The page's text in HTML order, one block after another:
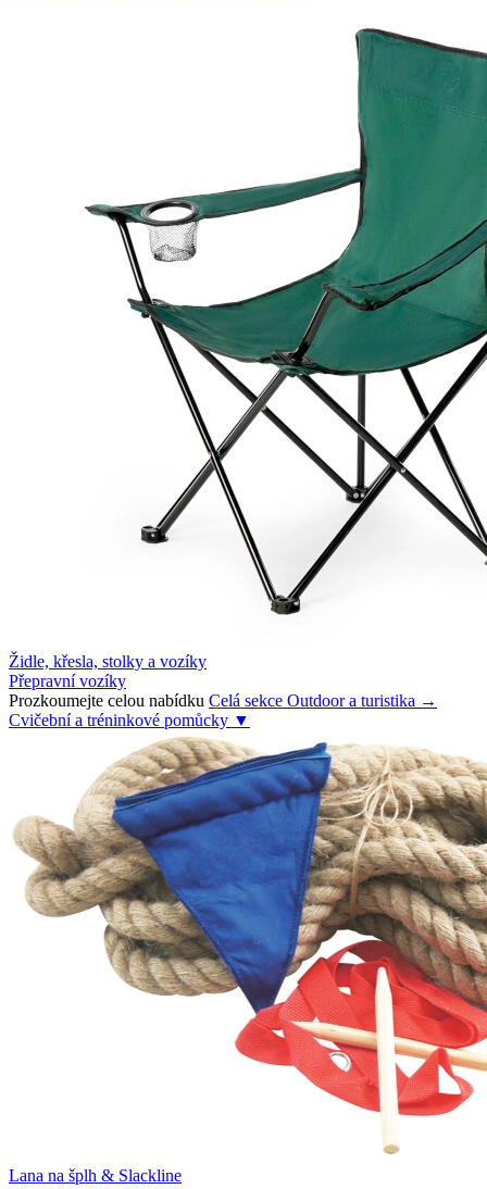
Židle, křesla, stolky a vozíky
Přepravní vozíky
Prozkoumejte celou nabídku Celá sekce Outdoor a turistika →
Cvičební a tréninkové pomůcky ▼
Lana na šplh & Slackline